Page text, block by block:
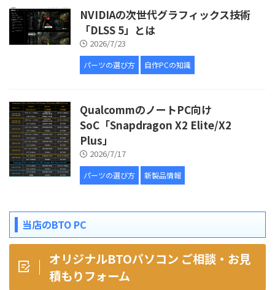
NVIDIAの次世代グラフィックス技術
「DLSS 5」とは
2026/7/23
パーツの選び方 自作PCの知識
QualcommのノートPC向け
SoC「Snapdragon X2 Elite/X2
Plus」
2026/7/17
パーツの選び方 新製品情報
当店のBTO PC
オリジナルBTOパソコン ご相談・お見
積もりフォーム